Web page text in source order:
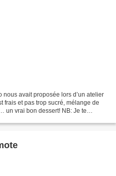
avait proposée lors d’un atelier
frais et pas trop sucré, mélange de
un vrai bon dessert! NB: Je te